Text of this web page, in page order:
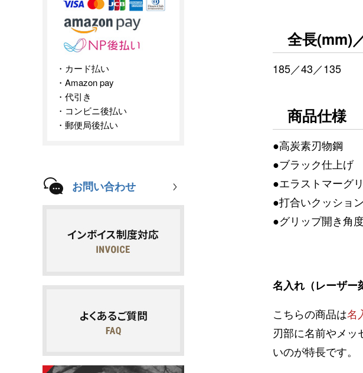
カード払い
Amazon pay
代引き
コンビニ後払い
郵便局後払い
お問い合わせ
全長(mm)
185／43／135
商品仕様
●高炭素刃物鋼
●ブラック仕上げ
●エラストマーグ
●打合いクッション
●グリップ開き角
名入れ（レーザー
こちらの商品は名
刃部に名前やメッ
いのが特長です。